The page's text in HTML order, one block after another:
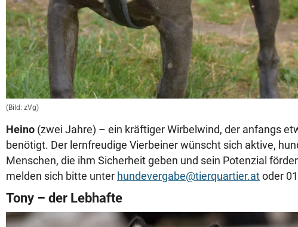
(Bild: zVg)
Heino (zwei Jahre) – ein kräftiger Wirbelwind, der anfangs
benötigt. Der lernfreudige Vierbeiner wünscht sich aktive,
Menschen, die ihm Sicherheit geben und sein Potenzial
melden sich bitte unter hundevergabe@tierquartier.atoder
Tony – der Lebhafte